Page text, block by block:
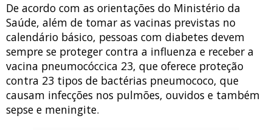
De acordo com as orientações do Ministério da
Saúde, além de tomar as vacinas previstas no
calendário básico, pessoas com diabetes devem
sempre se proteger contra a influenza e receber a
vacina pneumocóccica 23, que oferece proteção
contra 23 tipos de bactérias pneumococo, que
causam infecções nos pulmões, ouvidos e também
sepse e meningite.